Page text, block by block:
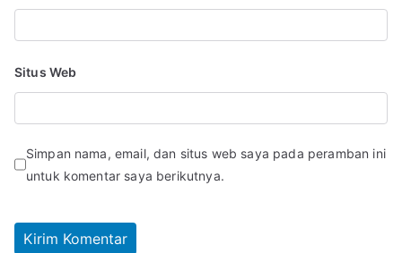
Situs Web
Simpan nama, email, dan situs web saya pada peramban ini
untuk komentar saya berikutnya.